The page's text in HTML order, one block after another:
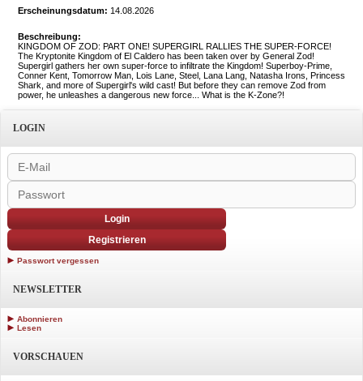
Erscheinungsdatum: 14.08.2026
Beschreibung:
KINGDOM OF ZOD: PART ONE! SUPERGIRL RALLIES THE SUPER-FORCE!
The Kryptonite Kingdom of El Caldero has been taken over by General Zod!
Supergirl gathers her own super-force to infiltrate the Kingdom! Superboy-Prime,
Conner Kent, Tomorrow Man, Lois Lane, Steel, Lana Lang, Natasha Irons, Princess
Shark, and more of Supergirl's wild cast! But before they can remove Zod from
power, he unleashes a dangerous new force... What is the K-Zone?!
LOGIN
Login
Registrieren
Passwort vergessen
NEWSLETTER
Abonnieren
Lesen
VORSCHAUEN